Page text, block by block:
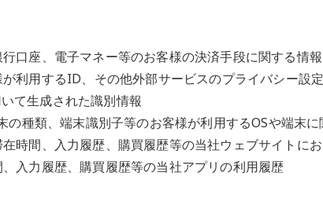
口座、電子マネー等のお客様の決済手段に関する情報
利用するID、その他外部サービスのプライバシー設
て生成された識別情報
の種類、端末識別子等のお客様が利用するOSや端末に
時間、入力履歴、購買履歴等の当社ウェブサイトに
入力履歴、購買履歴等の当社アプリの利用履歴